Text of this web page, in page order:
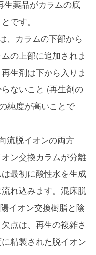
生薬品がカラムの底
です。
、カラムの下部から
の上部に追加されま
生剤は下から入りま
ないこと (再生剤の
純度が高いことで
流脱イオンの両方
ン交換カラムが分離
最初に酸性水を生成
れ込みます。混床脱
イオン交換樹脂と陰
点は、再生の複雑さ
精製された脱イオン